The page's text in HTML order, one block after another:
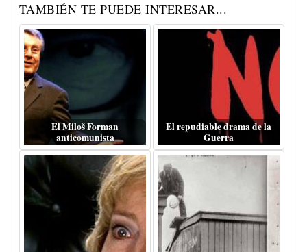
TAMBIÉN TE PUEDE INTERESAR...
El Miloš Forman
anticomunista
El repudiable drama de la
Guerra